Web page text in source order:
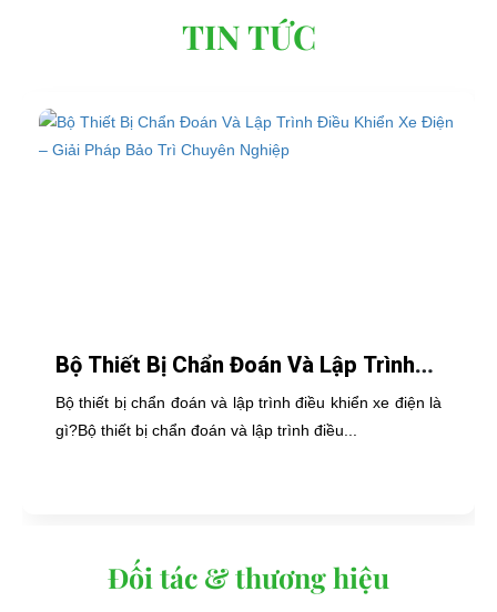
TIN TỨC
Bộ Thiết Bị Chẩn Đoán Và Lập Trình
Điều Khiển Xe Điện – Giải Pháp Bảo
Trì Chuyên Nghiệp
Bộ thiết bị chẩn đoán và lập trình điều khiển xe điện là
gì?Bộ thiết bị chẩn đoán và lập trình điều...
Đối tác & thương hiệu